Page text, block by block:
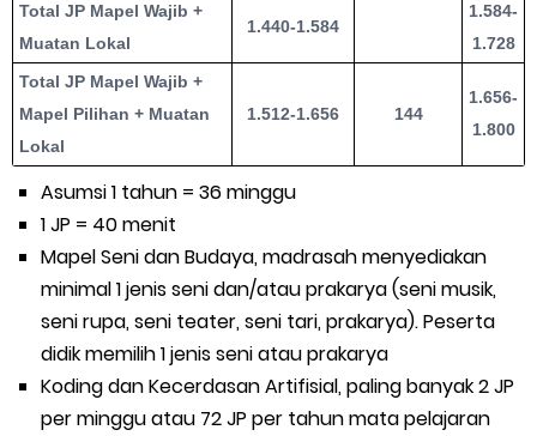
Total JP Mapel Wajib +
Muatan Lokal
1.440-1.584
1.584-
1.728
Total JP Mapel Wajib +
Mapel Pilihan + Muatan
Lokal
1.512-1.656 144
1.656-
1.800
Asumsi 1 tahun = 36 minggu
1 JP = 40 menit
Mapel Seni dan Budaya, madrasah menyediakan
minimal 1 jenis seni dan/atau prakarya (seni musik,
seni rupa, seni teater, seni tari, prakarya). Peserta
didik memilih 1 jenis seni atau prakarya
Koding dan Kecerdasan Artifisial, paling banyak 2 JP
per minggu atau 72 JP per tahun mata pelajaran